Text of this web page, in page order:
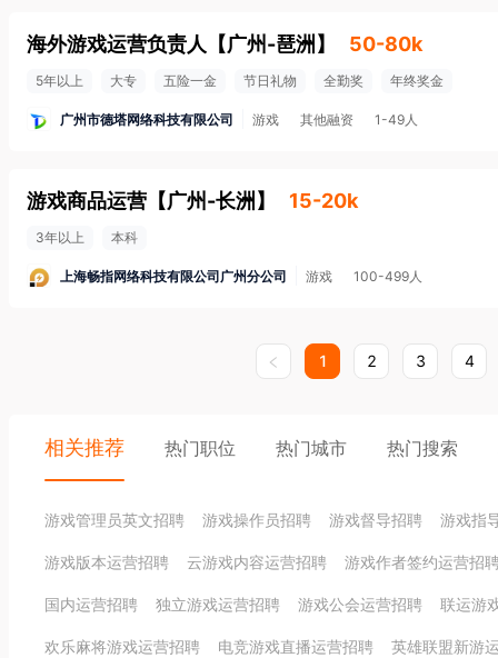
海外游戏运营负责人 【广州-琶洲 】 50-80k
5年以上 大专 五险一金 节日礼物 全勤奖 年终奖金
广州市德塔网络科技有限公司 游戏 其他融资 1-49人
游戏商品运营 【广州-长洲 】 15-20k
3年以上 本科
上海畅指网络科技有限公司广州分公司 游戏 100-499人
1 2 3 4
相关推荐 热门职位 热门城市 热门搜索
游戏管理员英文招聘 游戏操作员招聘 游戏督导招聘 游戏指
游戏版本运营招聘 云游戏内容运营招聘 游戏作者签约运营招
国内运营招聘 独立游戏运营招聘 游戏公会运营招聘 联运游
欢乐麻将游戏运营招聘 电竞游戏直播运营招聘 英雄联盟新游